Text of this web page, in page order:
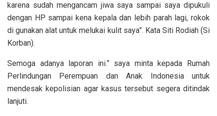
karena sudah mengancam jiwa saya sampai saya dipukuli
dengan HP sampai kena kepala dan lebih parah lagi, rokok
di gunakan alat untuk melukai kulit saya”. Kata Siti Rodiah (Si
Korban).
Semoga adanya laporan ini.” saya minta kepada Rumah
Perlindungan Perempuan dan Anak Indonesia untuk
mendesak kepolisian agar kasus tersebut segera ditindak
lanjuti.